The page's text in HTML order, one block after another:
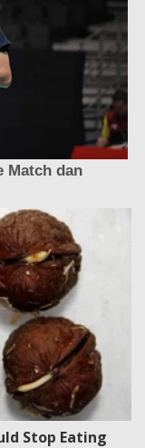
Stop Eating